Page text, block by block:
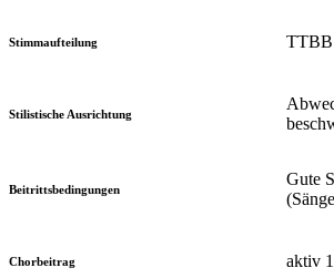
Stimmaufteilung TTBB
Stilistische Ausrichtung
Beitrittsbedingungen
Gute
Chorbeitrag aktiv